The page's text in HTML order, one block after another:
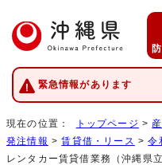
緊急情報があります
現在の位置： トップページ >
発注情報 >賃貸借・リース >令
レンタカー賃貸借業務（沖縄県